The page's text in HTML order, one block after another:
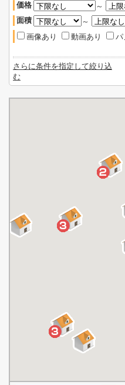
価格
～
面積
～
画像あり
動画あり パ
さらに条件を指定して絞り込
む